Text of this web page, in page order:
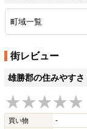
町域一覧
街レビュー
雄勝郡の住みやすさ
買い物 -